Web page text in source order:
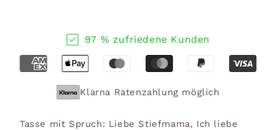
97 % zufriedene Kunden
Klarna Ratenzahlung möglich
Tasse mit Spruch: Liebe Stiefmama, Ich liebe